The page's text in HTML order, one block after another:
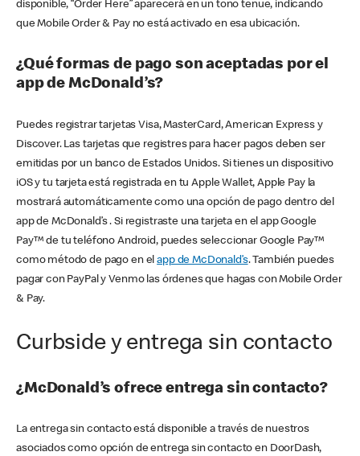
disponible, “Order Here” aparecerá en un tono tenue, indicando
que Mobile Order & Pay no está activado en esa ubicación.
¿Qué formas de pago son aceptadas por el
app de McDonald’s?
Puedes registrar tarjetas Visa, MasterCard, American Express y
Discover. Las tarjetas que registres para hacer pagos deben ser
emitidas por un banco de Estados Unidos. Si tienes un dispositivo
iOS y tu tarjeta está registrada en tu Apple Wallet, Apple Pay la
mostrará automáticamente como una opción de pago dentro del
app de McDonald’s . Si registraste una tarjeta en el app Google
Pay™ de tu teléfono Android, puedes seleccionar Google Pay™
como método de pago en elapp de McDonald’s. También puedes
pagar con PayPal y Venmo las órdenes que hagas con Mobile Order
& Pay.
Curbside y entrega sin contacto
¿McDonald’s ofrece entrega sin contacto?
La entrega sin contacto está disponible a través de nuestros
asociados como opción de entrega sin contacto en DoorDash,